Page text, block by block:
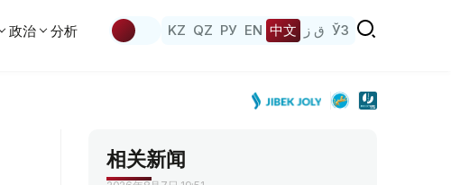
政治 分析 KZ QZ РУ EN 中文 ق ز ЎЗ
相关新闻